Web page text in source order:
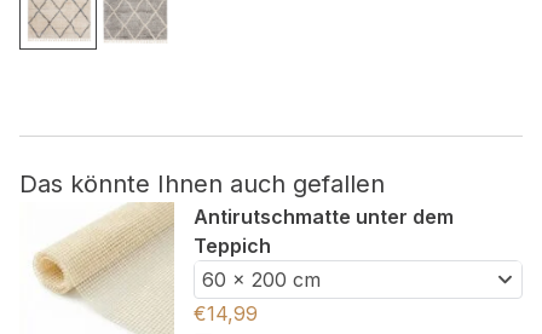
Das könnte Ihnen auch gefallen
Antirutschmatte unter dem
Teppich
60 x 200 cm
€14,99
Nicht kategorisiert.
wurden.
Alle ablehnen
Meine Einstellungen speichern
Alle akzeptieren